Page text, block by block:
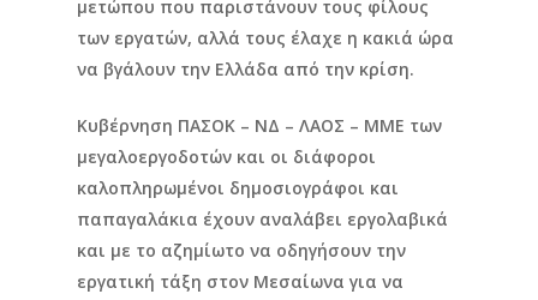
μετώπου που παριστάνουν τους φίλους
των εργατών, αλλά τους έλαχε η κακιά ώρα
να βγάλουν την Ελλάδα από την κρίση.
Κυβέρνηση ΠΑΣΟΚ – ΝΔ – ΛΑΟΣ – ΜΜΕ των
μεγαλοεργοδοτών και οι διάφοροι
καλοπληρωμένοι δημοσιογράφοι και
παπαγαλάκια έχουν αναλάβει εργολαβικά
και με το αζημίωτο να οδηγήσουν την
εργατική τάξη στον Μεσαίωνα για να